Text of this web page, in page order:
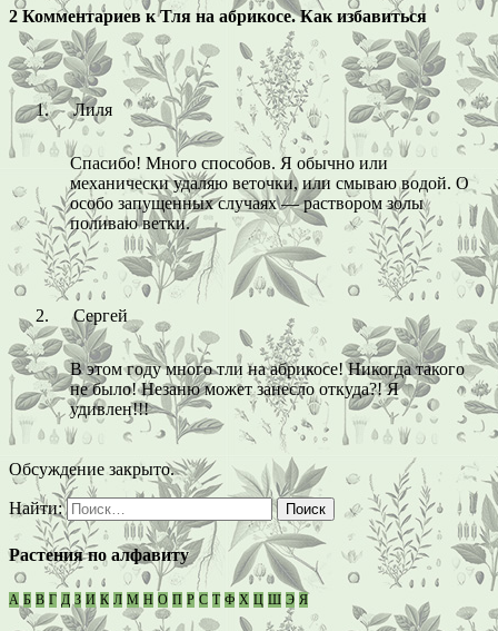
2 Комментариев к Тля на абрикосе. Как избавиться
Лиля
Спасибо! Много способов. Я обычно или
механически удаляю веточки, или смываю водой. О
особо запущенных случаях — раствором золы
поливаю ветки.
Сергей
В этом году много тли на абрикосе! Никогда такого
не было! Незаню может занесло откуда?! Я
удивлен!!!
Обсуждение закрыто.
Найти:
Растения по алфавиту
А Б В Г Д З И К Л М Н О П Р С Т Ф Х Ц Ш Э Я